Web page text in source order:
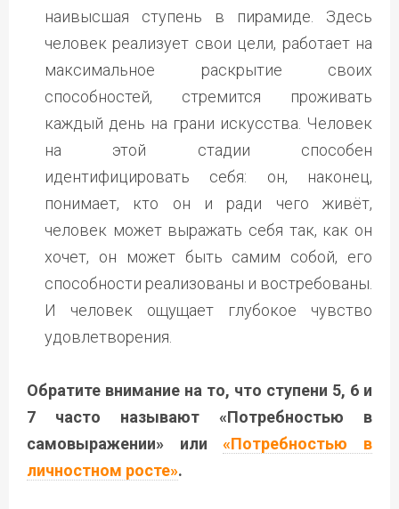
наивысшая ступень в пирамиде. Здесь
человек реализует свои цели, работает на
максимальное раскрытие своих
способностей, стремится проживать
каждый день на грани искусства. Человек
на этой стадии способен
идентифицировать себя: он, наконец,
понимает, кто он и ради чего живёт,
человек может выражать себя так, как он
хочет, он может быть самим собой, его
способности реализованы и востребованы.
И человек ощущает глубокое чувство
удовлетворения.
Обратите внимание на то, что ступени 5, 6 и
7 часто называют «Потребностью в
самовыражении» или«Потребностью в
личностном росте».